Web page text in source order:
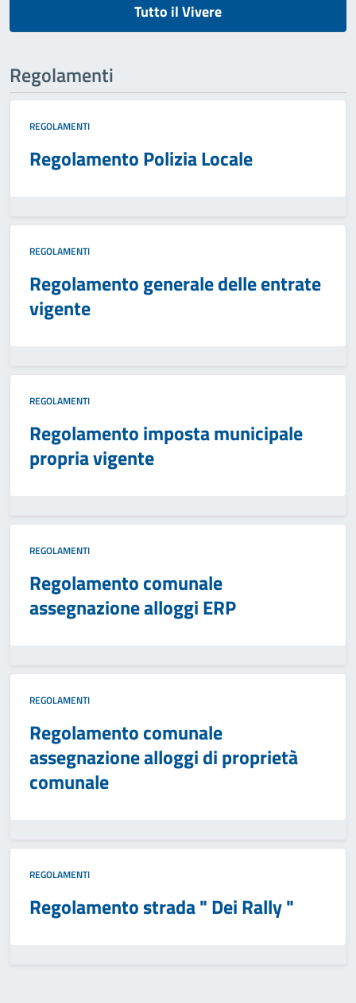
Tutto il Vivere
Regolamenti
REGOLAMENTI
Regolamento Polizia Locale
REGOLAMENTI
Regolamento generale delle entrate
vigente
REGOLAMENTI
Regolamento imposta municipale
propria vigente
REGOLAMENTI
Regolamento comunale
assegnazione alloggi ERP
REGOLAMENTI
Regolamento comunale
assegnazione alloggi di proprietà
comunale
REGOLAMENTI
Regolamento strada " Dei Rally "